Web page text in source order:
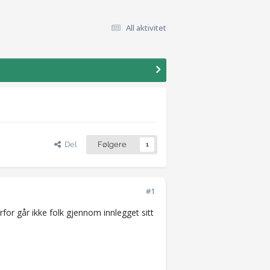
All aktivitet
Del Følgere 1
#1
går ikke folk gjennom innlegget sitt